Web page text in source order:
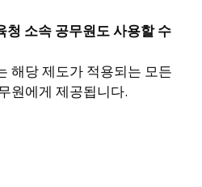
청 소속 공무원도 사용할 수
해당 제도가 적용되는 모든
원에게 제공됩니다.